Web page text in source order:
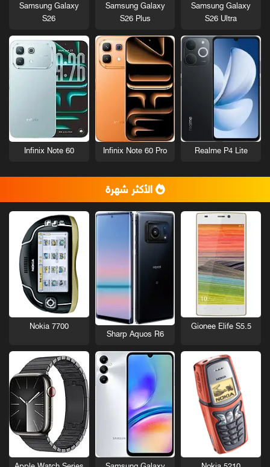
Samsung Galaxy
S26 Ultra
Samsung Galaxy
S26 Plus
Samsung Galaxy
S26
Realme P4 Lite
Infinix Note 60 Pro
Infinix Note 60
الأكثر شهرة
Gionee Elife S5.5
Sharp Aquos R6
Nokia 7700